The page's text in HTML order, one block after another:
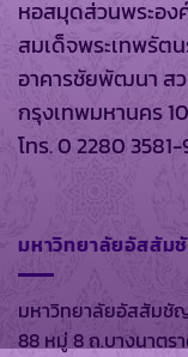
หอสมุดส่วนพระอง
สมเด็จพระเทพรัต
อาคารชัยพัฒนา ส
กรุงเทพมหานคร
โทร. 0 2280
มหาวิทยาลัยอัสสัม
มหาวิทยาลัยอัสสัมชั
88 หมู่ 8 ถ.บางนาตร